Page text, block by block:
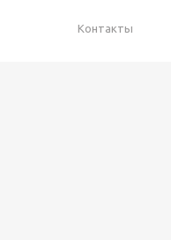
Контакты